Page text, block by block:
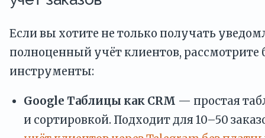
Если вы хотите не только получать
полноценный учёт клиентов, рассмотрите
инструменты:
Google Таблицы как CRM — простая
и сортировкой. Подходит для 10–50